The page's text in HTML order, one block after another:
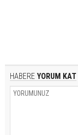
HABERE YORUM KAT